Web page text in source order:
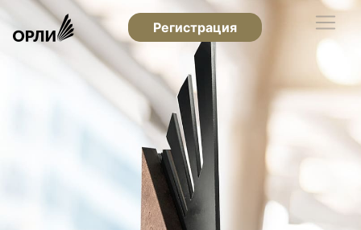
Регистрация